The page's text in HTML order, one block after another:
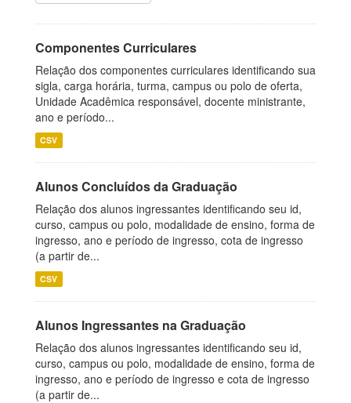
Componentes Curriculares
Relação dos componentes curriculares identificando sua
sigla, carga horária, turma, campus ou polo de oferta,
Unidade Acadêmica responsável, docente ministrante,
ano e período...
CSV
Alunos Concluídos da Graduação
Relação dos alunos ingressantes identificando seu id,
curso, campus ou polo, modalidade de ensino, forma de
ingresso, ano e período de ingresso, cota de ingresso
(a partir de...
CSV
Alunos Ingressantes na Graduação
Relação dos alunos ingressantes identificando seu id,
curso, campus ou polo, modalidade de ensino, forma de
ingresso, ano e período de ingresso e cota de ingresso
(a partir de...